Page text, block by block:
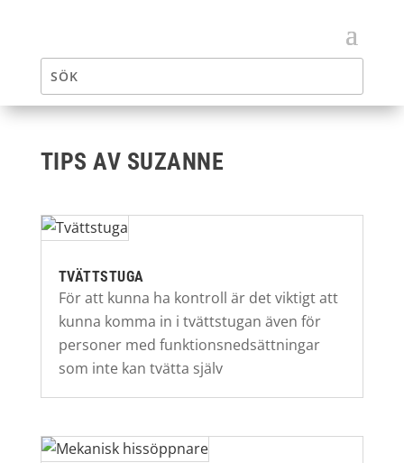
TIPS AV SUZANNE
TVÄTTSTUGA
För att kunna ha kontroll är det viktigt att
kunna komma in i tvättstugan även för
personer med funktionsnedsättningar
som inte kan tvätta själv